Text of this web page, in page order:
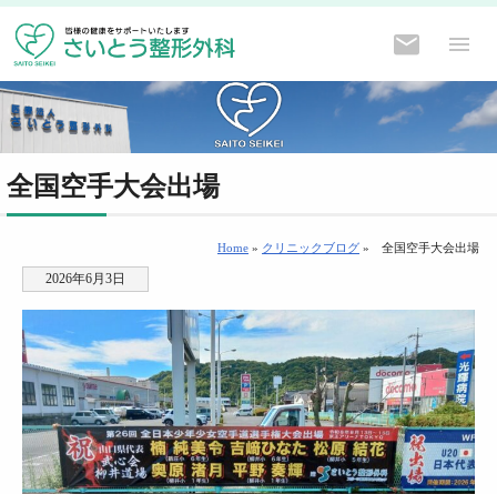
全国空手大会出場
Home » クリニックブログ » 全国空手大会出場
2026年6月3日